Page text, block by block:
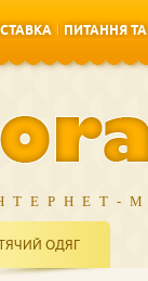
ПИТАННЯ
ОДЯГ